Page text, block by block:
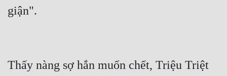
giận".
Thấy nàng sợ hắn muốn chết, Triệu Triệt